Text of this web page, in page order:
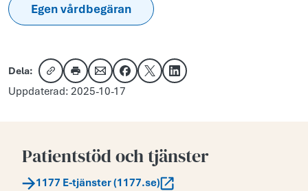
Egen vårdbegäran
Dela:
Kopiera länk
Skriv utDela via e-post
Dela på Facebook
Dela på XDela på LinkedIn
Uppdaterad: 2025-10-17
Patientstöd och tjänster
1177 E-tjänster (1177.se)